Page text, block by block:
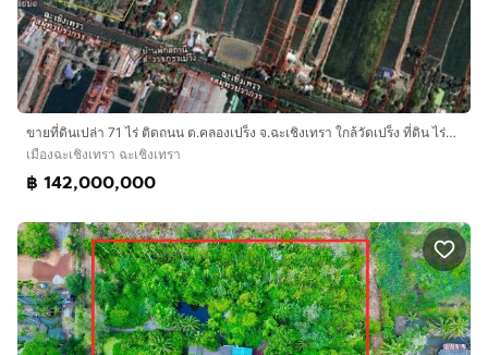
ขายที่ดินเปล่า 71 ไร่ ติดถนน ต.คลองเปร็ง จ.ฉะเชิงเทรา ใกล้วัดเปร็ง ที่ดิน ไร่ละ 12 ล้าน ข้ามฝั่งคลอง เหลือ ไร่ละ 2 ล้าน
เมืองฉะเชิงเทรา ฉะเชิงเทรา
฿ 142,000,000